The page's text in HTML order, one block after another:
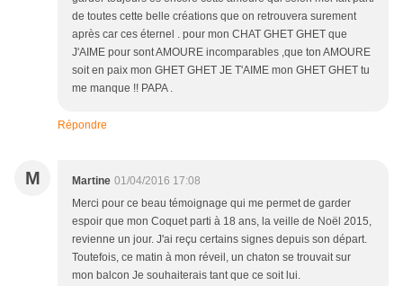
de toutes cette belle créations que on retrouvera surement
après car ces éternel . pour mon CHAT GHET GHET que
J'AIME pour sont AMOURE incomparables ,que ton AMOURE
soit en paix mon GHET GHET JE T'AIME mon GHET GHET tu
me manque !! PAPA .
Répondre
M Martine 01/04/2016 17:08
Merci pour ce beau témoignage qui me permet de garder
espoir que mon Coquet parti à 18 ans, la veille de Noël 2015,
revienne un jour. J'ai reçu certains signes depuis son départ.
Toutefois, ce matin à mon réveil, un chaton se trouvait sur
mon balcon Je souhaiterais tant que ce soit lui.